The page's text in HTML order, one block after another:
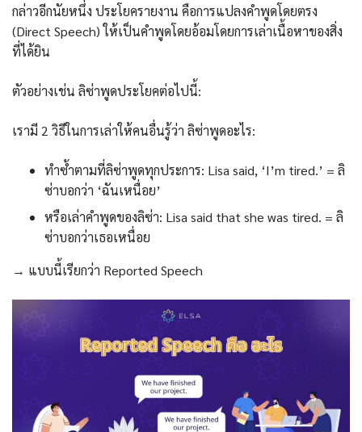
กล่าวอีกนัยหนึ่ง ประโยครายงาน คือการแปลงคำพูดโดยตรง
(Direct Speech) ให้เป็นคำพูดโดยอ้อมโดยการเล่าเนื้อหาของสิ่ง
ที่ได้ยิน
ตัวอย่างเช่น ลิซ่าพูดประโยคต่อไปนี้:
เรามี 2 วิธีในการเล่าให้คนอื่นรู้ว่า ลิซ่าพูดอะไร:
ทำซ้ำตามที่ลิซ่าพูดทุกประการ: Lisa said, ‘I’m tired.’ = ลิ
ซ่าบอกว่า ‘ฉันเหนื่อย’
หรือเล่าคำพูดของลิซ่า: Lisa said that she was tired. = ลิ
ซ่าบอกว่าเธอเหนื่อย
→ แบบนี้เรียกว่า Reported Speech